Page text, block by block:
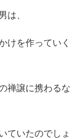
は、
けを作っていく
禅譲に携わるな
ていたのでしょ